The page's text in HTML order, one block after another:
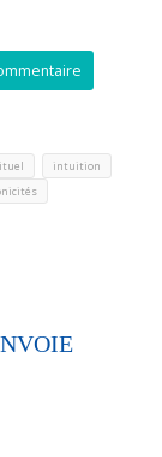
intuition